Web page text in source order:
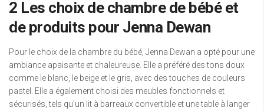
2 Les choix de chambre de bébé et
de produits pour Jenna Dewan
Pour le choix de la chambre du bébé, Jenna Dewan a opté pour une
ambiance apaisante et chaleureuse. Elle a préféré des tons doux
comme le blanc, le beige et le gris, avec des touches de couleurs
pastel. Elle a également choisi des meubles fonctionnels et
sécurisés, tels qu’un lit à barreaux convertible et une table à langer